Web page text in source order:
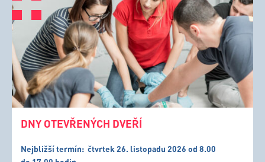
DNY OTEVŘENÝCH DVEŘÍ
Nejbližší termín: čtvrtek 26. listopadu 2026 od 8.00